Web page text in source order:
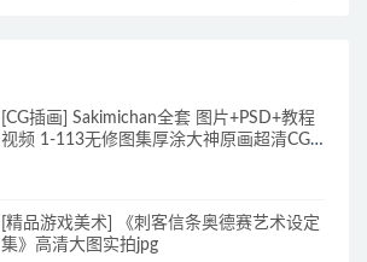
[CG插画] Sakimichan全套 图片+PSD+教程
视频 1-113无修图集厚涂大神原画超清CG
[精品游戏美术] 《刺客信条奥德赛艺术设定
集》高清大图实拍jpg